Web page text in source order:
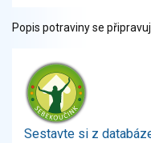
Ovoce
Zelenina
Brambory, luštěniny,
Sladkosti, slané výrobky
Zmrzliny
Popis potraviny se
Sestavte si z